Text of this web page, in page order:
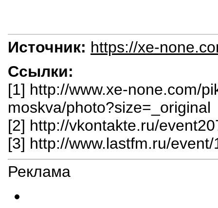
Источник: https://xe-
Ссылки:
[1] http://www.xe-none.com/
moskva/photo?size=_original
[2] http://vkontakte.ru/
[3] http://www.lastfm.ru/
Реклама